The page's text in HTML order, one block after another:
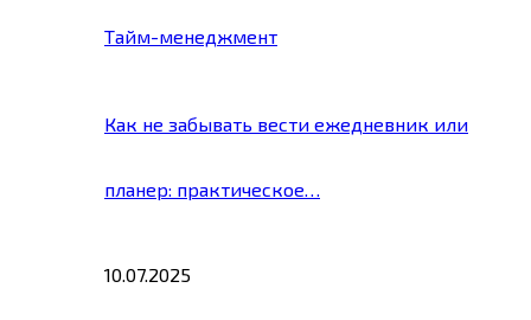
Тайм-менеджмент
Как не забывать вести ежедневник или
планер: практическое…
10.07.2025